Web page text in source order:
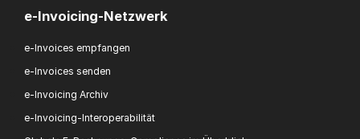
e-Invoices empfangen
e-Invoices senden
e-Invoicing Archiv
e-Invoicing-Interoperabilität
Globale E-Rechnungs-Compliance im Überblick